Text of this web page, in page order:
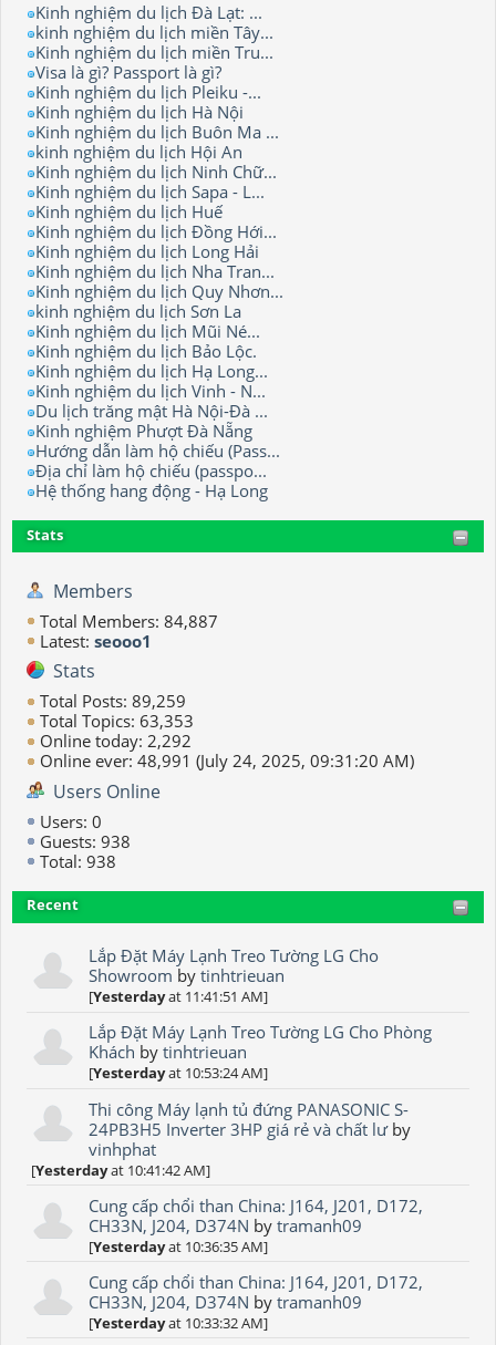
Kinh nghiệm du lịch Đà Lạt: ...
kinh nghiệm du lịch miền Tây...
Kinh nghiệm du lịch miền Tru...
Visa là gì? Passport là gì?
Kinh nghiệm du lịch Pleiku -...
Kinh nghiệm du lịch Hà Nội
Kinh nghiệm du lịch Buôn Ma ...
kinh nghiệm du lịch Hội An
Kinh nghiệm du lịch Ninh Chữ...
Kinh nghiệm du lịch Sapa - L...
Kinh nghiệm du lịch Huế
Kinh nghiệm du lịch Đồng Hới...
Kinh nghiệm du lịch Long Hải
Kinh nghiệm du lịch Nha Tran...
Kinh nghiệm du lịch Quy Nhơn...
kinh nghiệm du lịch Sơn La
Kinh nghiệm du lịch Mũi Né...
Kinh nghiệm du lịch Bảo Lộc.
Kinh nghiệm du lịch Hạ Long...
Kinh nghiệm du lịch Vinh - N...
Du lịch trăng mật Hà Nội-Đà ...
Kinh nghiệm Phượt Đà Nẵng
Hướng dẫn làm hộ chiếu (Pass...
Địa chỉ làm hộ chiếu (passpo...
Hệ thống hang động - Hạ Long
Stats
Members
Total Members: 84,887
Latest: seooo1
Stats
Total Posts: 89,259
Total Topics: 63,353
Online today: 2,292
Online ever: 48,991 (July 24, 2025, 09:31:20 AM)
Users Online
Users: 0
Guests: 938
Total: 938
Recent
Lắp Đặt Máy Lạnh Treo Tường LG Cho
Showroom bytinhtrieuan
[Yesterdayat 11:41:51 AM]
Lắp Đặt Máy Lạnh Treo Tường LG Cho Phòng
Khách bytinhtrieuan
[Yesterdayat 10:53:24 AM]
Thi công Máy lạnh tủ đứng PANASONIC S-
24PB3H5 Inverter 3HP giá rẻ và chất lưby
vinhphat
[Yesterdayat 10:41:42 AM]
Cung cấp chổi than China: J164, J201, D172,
CH33N, J204, D374N bytramanh09
[Yesterdayat 10:36:35 AM]
Cung cấp chổi than China: J164, J201, D172,
CH33N, J204, D374N bytramanh09
[Yesterdayat 10:33:32 AM]